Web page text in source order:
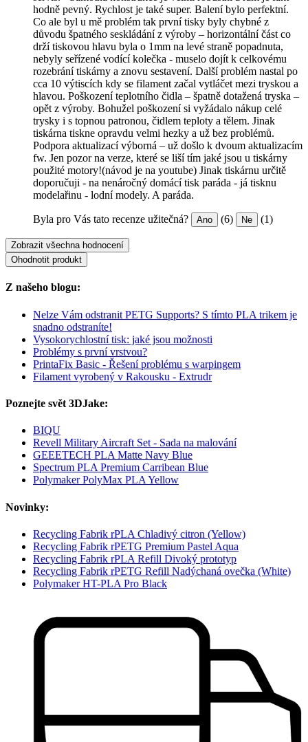
hodně pevný. Rychlost je také super. Balení bylo perfektní.
Co ale byl u mě problém tak první tisky byly chybné z
důvodu špatného seskládání z výroby – horizontální část co
drží tiskovou hlavu byla o 1mm na levé straně popadnuta,
nebyly seřízené vodící kolečka - muselo dojít k celkovému
rozebrání tiskárny a znovu sestavení. Další problém nastal po
cca 10 výtiscích kdy se filament začal vytláčet mezi tryskou a
hlavou. Poškození teplotního čidla – špatně dotažená tryska –
opět z výroby. Bohužel poškození si vyžádalo nákup celé
trysky i s topnou patronou, čidlem teploty a tělem. Jinak
tiskárna tiskne opravdu velmi hezky a už bez problémů.
Podpora aktualizací výborná – už došlo k dvoum aktualizacím
fw. Jen pozor na verze, které se liší tím jaké jsou u tiskárny
použité motory!(návod je na youtube) Jinak tiskárnu určitě
doporučuji - na nenáročný domácí tisk paráda - já tisknu
modelařinu - lodní modely. A paráda.
Byla pro Vás tato recenze užitečná? Ano (6) Ne (1)
Zobrazit všechna hodnocení
Ohodnotit produkt
Z našeho blogu:
Nelze Vám odstranit PETG Supports? S tímto PLA trikem je
snadno odstraníte!
Vysokorychlostní tisk: jaké jsou možnosti
Problémy s první vrstvou?
PrintaFix Basic - Řešení problému s warpingem
Filament vyrobený v Rakousku - Extrudr
Poznejte svět 3DJake:
BIQU
Revell Military Aircraft Set - Sada na malování
GEEETECH PLA Matte Navy Blue
Spectrum PLA Premium Carribean Blue
Polymaker PolyMax PLA Yellow
Novinky:
Recycling Fabrik rPLA Chladivý citron (Yellow)
Recycling Fabrik rPETG Premium Pastel Aqua
Recycling Fabrik rPLA Refill Divoký prototyp
Recycling Fabrik rPETG Refill Nadýchaná ovečka (White)
Polymaker HT-PLA Pro Black